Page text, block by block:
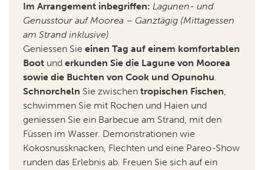
Im Arrangement inbegriffen: Lagunen- und
Genusstour auf Moorea – Ganztägig (Mittagessen
am Strand inklusive)
Geniessen Sie einen Tag auf einem komfortablen
Boot und erkunden Sie die Lagune von Moorea
sowie die Buchten von Cook und Opunohu.
Schnorcheln Sie zwischen tropischen Fischen,
schwimmen Sie mit Rochen und Haien und
geniessen Sie ein Barbecue am Strand, mit den
Füssen im Wasser. Demonstrationen wie
Kokosnussknacken, Flechten und eine Pareo-Show
runden das Erlebnis ab. Freuen Sie sich auf ein